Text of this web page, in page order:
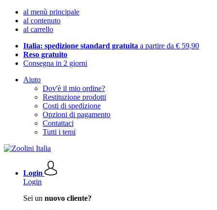
al menù principale
al contenuto
al carrello
Italia: spedizione standard gratuita a partire da € 59,90
Reso gratuito
Consegna in 2 giorni
Aiuto
Dov'è il mio ordine?
Restituzione prodotti
Costi di spedizione
Opzioni di pagamento
Contattaci
Tutti i temi
Login
Login
Sei un nuovo cliente?